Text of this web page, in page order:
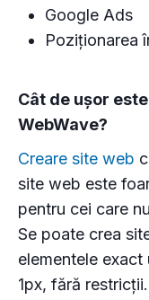
Google Ads
Poziționarea
Cât de ușor
WebWave?
Creare site web
site web este
pentru cei care
Se poate crea
elementele
1px, fără restricții.